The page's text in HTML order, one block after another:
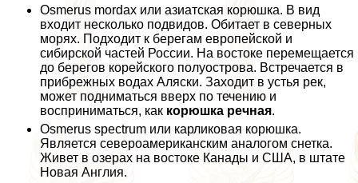
Osmerus mordax или азиатская корюшка. В вид
входит несколько подвидов. Обитает в северных
морях. Подходит к берегам европейской и
сибирской частей России. На востоке перемещается
до берегов корейского полуострова. Встречается в
прибрежных водах Аляски. Заходит в устья рек,
может подниматься вверх по течению и
восприниматься, как корюшка речная.
Osmerus spectrum или карликовая корюшка.
Является североамериканским аналогом снетка.
Живет в озерах на востоке Канады и США, в штате
Новая Англия.